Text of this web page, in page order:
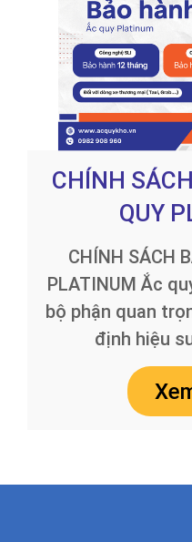
CHÍNH
QUY
CHÍNH SÁCH
PLATINUM Ắc
bộ phận quan
định hiệu